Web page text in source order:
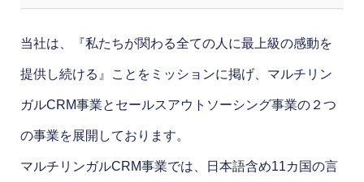
当社は、『私たちが関わる全ての人に最上級の感動を
提供し続ける』ことをミッションに掲げ、マルチリン
ガルCRM事業とセールスアウトソーシング事業の２つ
の事業を展開しております。
マルチリンガルCRM事業では、日本語含め11カ国の言